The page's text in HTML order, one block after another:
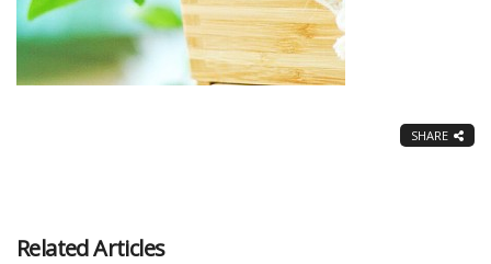
SHARE
Related Articles